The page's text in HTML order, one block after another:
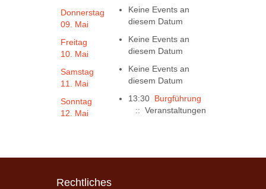
Donnerstag
09. Mai
Keine Events an
diesem Datum
Freitag
10. Mai
Keine Events an
diesem Datum
Samstag
11. Mai
Keine Events an
diesem Datum
Sonntag
12. Mai
13:30 Burgführung
:: Veranstaltungen
Rechtliches